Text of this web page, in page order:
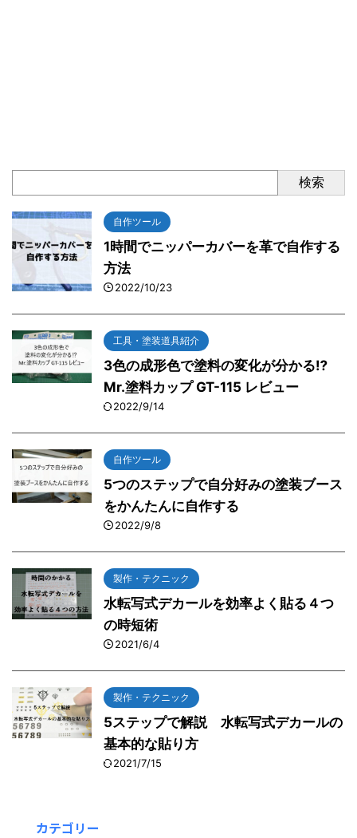
検索
自作ツール
1時間でニッパーカバーを革で自作する
方法
2022/10/23
工具・塗装道具紹介
3色の成形色で塗料の変化が分かる⁉
Mr.塗料カップ GT-115 レビュー
2022/9/14
自作ツール
5つのステップで自分好みの塗装ブース
をかんたんに自作する
2022/9/8
製作・テクニック
水転写式デカールを効率よく貼る４つ
の時短術
2021/6/4
製作・テクニック
5ステップで解説 水転写式デカールの
基本的な貼り方
2021/7/15
カテゴリー